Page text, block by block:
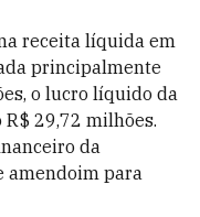
receita líquida em
principalmente
o lucro líquido da
29,72 milhões.
da
amendoim para